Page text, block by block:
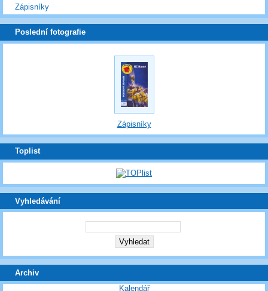
Zápisníky
Poslední fotografie
Zápisníky
Toplist
Vyhledávání
Archiv
Kalendář